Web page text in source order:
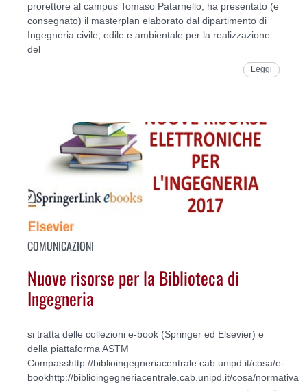
prorettore al campus Tomaso Patarnello, ha presentato (e
consegnato) il masterplan elaborato dal dipartimento di
Ingegneria civile, edile e ambientale per la realizzazione
del
Leggi
COMUNICAZIONI
Nuove risorse per la Biblioteca di
Ingegneria
si tratta delle collezioni e-book (Springer ed Elsevier) e
della piattaforma ASTM
Compasshttp://biblioingegneriacentrale.cab.unipd.it/cosa/e-
bookhttp://biblioingegneriacentrale.cab.unipd.it/cosa/normativa